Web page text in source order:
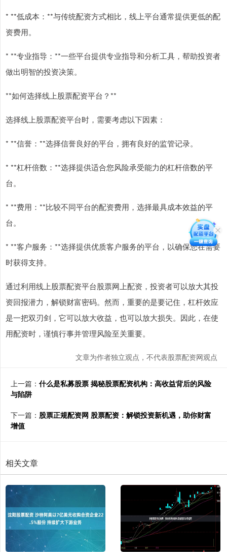
* **低成本：**与传统配资方式相比，线上平台通常提供更低的配
资费用。
* **专业指导：**一些平台提供专业指导和分析工具，帮助投资者
做出明智的投资决策。
**如何选择线上股票配资平台？**
选择线上股票配资平台时，需要考虑以下因素：
* **信誉：**选择信誉良好的平台，拥有良好的监管记录。
* **杠杆倍数：**选择提供适合您风险承受能力的杠杆倍数的平
台。
* **费用：**比较不同平台的配资费用，选择最具成本效益的平
台。
* **客户服务：**选择提供优质客户服务的平台，以确保您在需要
时获得支持。
通过利用线上股票配资平台股票网上配资，投资者可以放大其投
资回报潜力，解锁财富密码。然而，重要的是要记住，杠杆效应
是一把双刃剑，它可以放大收益，也可以放大损失。因此，在使
用配资时，谨慎行事并管理风险至关重要。
文章为作者独立观点，不代表股票配资网观点
上一篇： 什么是私募股票 揭秘股票配资机构：高收益背后的风险
与陷阱
下一篇： 股票正规配资网 股票配资：解锁投资新机遇，助你财富
增值
相关文章